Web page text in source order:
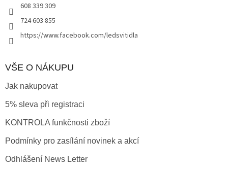
608 339 309
724 603 855
https://www.facebook.com/ledsvitidla
VŠE O NÁKUPU
Jak nakupovat
5% sleva při registraci
KONTROLA funkčnosti zboží
Podmínky pro zasílání novinek a akcí
Odhlášení News Letter